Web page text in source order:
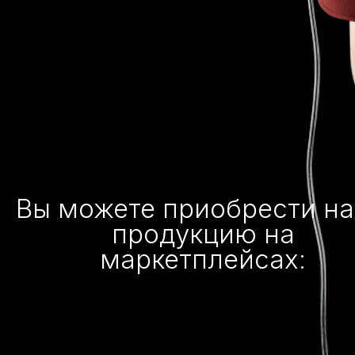
Вы можете приобрести
продукцию на
маркетплейсах: